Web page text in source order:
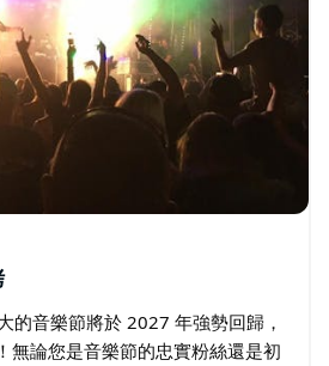
的音樂節將於 2027 年強勢回歸，
無論您是音樂節的忠實粉絲還是初